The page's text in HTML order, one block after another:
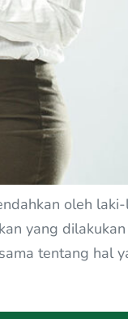
oleh
yang
tentang hal